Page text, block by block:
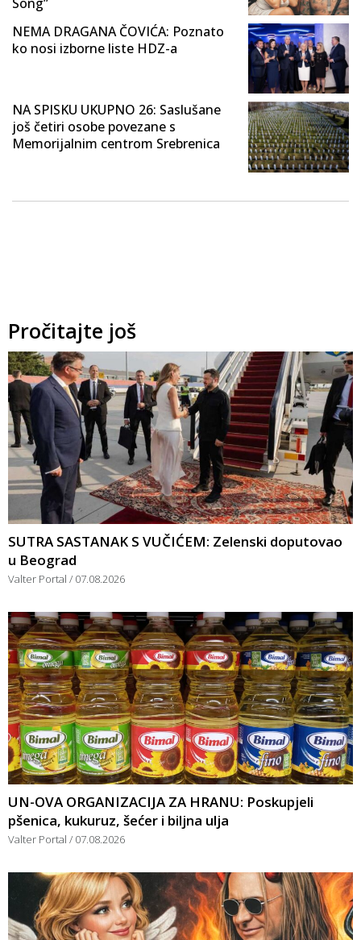
NEMA DRAGANA ČOVIĆA: Poznato
ko nosi izborne liste HDZ-a
NA SPISKU UKUPNO 26: Saslušane
još četiri osobe povezane s
Memorijalnim centrom Srebrenica
Pročitajte još
SUTRA SASTANAK S VUČIĆEM: Zelenski doputovao
u Beograd
Valter Portal 07.08.2026
UN-OVA ORGANIZACIJA ZA HRANU: Poskupjeli
pšenica, kukuruz, šećer i biljna ulja
Valter Portal 07.08.2026